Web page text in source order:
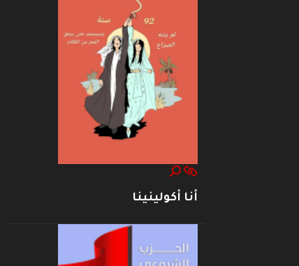
أنا أكولينينا